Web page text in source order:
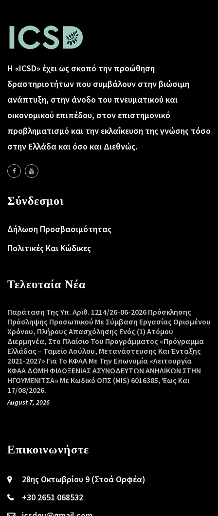
Η «ICSD» έχει ως σκοπό την προώθηση
δραστηριοτήτων που συμβάλουν στην βιώσιμη
ανάπτυξη, στην άνοδο του πνευματικού και
οικονομικού επιπέδου, στον επιστημονικό
προβληματισμό και την εκλαΐκευση της γνώσης τόσο
στην Ελλάδα και όσο και Διεθνώς.
Σύνδεσμοι
Δήλωση Προσβασιμότητας
Πολιτικές Και Κώδικες
Τελευταία Νέα
Παράταση Της Υπ. Αριθ. 1214/26-06-2026 Πρόσκλησης
Πρόσληψης Προσωπικού Με Σύμβαση Εργασίας Ορισμένου
Χρόνου, Πλήρους Απασχόλησης Ενός (1) Ατόμου
Διερμηνέα, Στο Πλαίσιο Του Προγράμματος «Πρόγραμμα
Ελλάδας – Ταμείο Ασύλου, Μετανάστευσης Και Ένταξης
2021-2027» Για Το ΚΦΑΑ Με Την Επωνυμία «Λειτουργία
ΚΦΑΑ ΔΟΜΗ ΦΙΛΟΞΕΝΙΑΣ ΑΣΥΝΟΔΕΥΤΩΝ ΑΝΗΛΙΚΩΝ ΣΤΗΝ
ΗΓΟΥΜΕΝΙΤΣΑ» Με Κωδικό ΟΠΣ (MIS) 6016385, Έως Και
17/08/2026.
August 7, 2026
Επικοινωνήστε
28ης Οκτωβρίου 9 (Στοά Ορφέα)
+30 2651 068532